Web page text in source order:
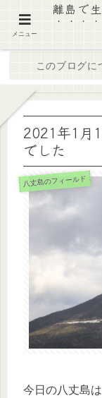
このブログに
2021年1月
でした
八丈島のフィールド
今日の八丈島
メニュー
離島で